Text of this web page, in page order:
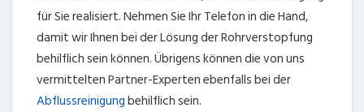
für Sie realisiert. Nehmen Sie Ihr Telefon in die Hand,
damit wir Ihnen bei der Lösung der Rohrverstopfung
behilflich sein können. Übrigens können die von uns
vermittelten Partner-Experten ebenfalls bei der
Abflussreinigungbehilflich sein.